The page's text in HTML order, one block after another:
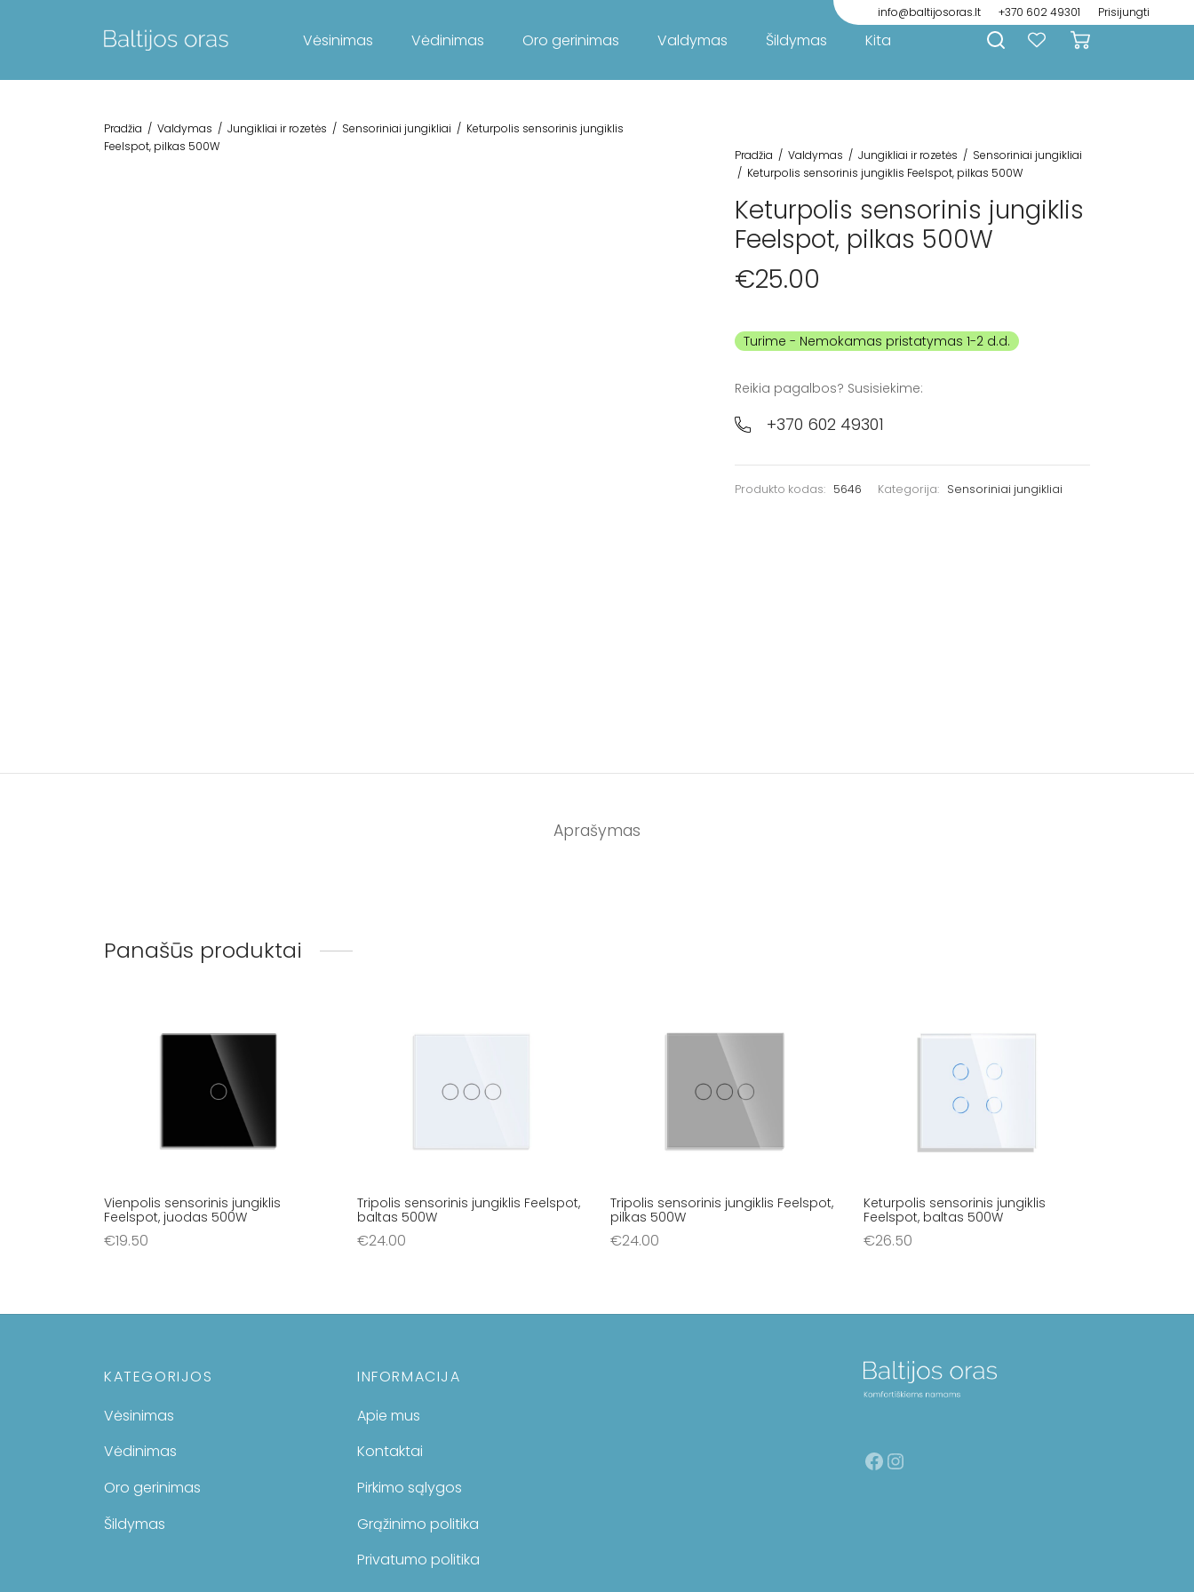
info@baltijosoras.lt +370 602 49301 Prisijungti
Vėsinimas Vėdinimas Oro gerinimas Valdymas Šildymas Kita
Pradžia / Valdymas / Jungikliai ir rozetės / Sensoriniai jungikliai / Keturpolis sensorinis jungiklis
Feelspot, pilkas 500W
Pradžia / Valdymas / Jungikliai ir rozetės / Sensoriniai jungikliai
/ Keturpolis sensorinis jungiklis Feelspot, pilkas 500W
Keturpolis sensorinis jungiklis
Feelspot, pilkas 500W
€25.00
Turime
Reikia pagalbos? Susisiekime:
+370 602 49301
Produkto kodas: 5646 Kategorija: Sensoriniai jungikliai
Aprašymas
Panašūs produktai
Vienpolis sensorinis jungiklis
Feelspot, juodas 500W
€19.50
Tripolis sensorinis jungiklis Feelspot,
baltas 500W
€24.00
Tripolis sensorinis jungiklis Feelspot,
pilkas 500W
€24.00
Keturpolis sensorinis jungiklis
Feelspot, baltas 500W
€26.50
KATEGORIJOS
Vėsinimas
Vėdinimas
Oro gerinimas
Šildymas
INFORMACIJA
Apie mus
Kontaktai
Pirkimo sąlygos
Grąžinimo politika
Privatumo politika
Facebook